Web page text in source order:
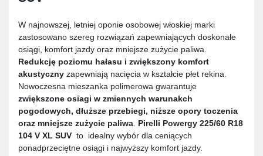
W najnowszej, letniej oponie osobowej włoskiej marki
zastosowano szereg rozwiązań zapewniających doskonałe
osiągi, komfort jazdy oraz mniejsze zużycie paliwa.
Redukcję poziomu hałasu i zwiększony komfort
akustyczny zapewniają nacięcia w kształcie płet rekina.
Nowoczesna mieszanka polimerowa gwarantuje
zwiększone osiagi w zmiennych warunakch
pogodowych, dłuższe przebiegi, niższe opory toczenia
oraz mniejsze zużycie paliwa Pirelli Powergy 225/60 R18
104 V XL SUV to idealny wybór dla ceniących
ponadprzeciętne osiągi i najwyższy komfort jazdy.